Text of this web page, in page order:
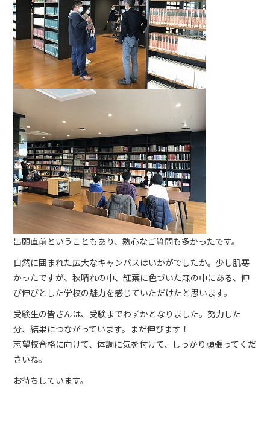
出願直前ということもあり、熱心なご質問も多かったです。
自然に囲まれた広大なキャンパスはいかがでしたか。少し肌寒
かったですが、秋晴れの中、紅葉に色づいた森の中にある、伸
び伸びとした学校の魅力を感じていただけたと思います。
受験生の皆さんは、受験までわずかとなりました。努力した
分、結果につながっています。まだ伸びます！
志望校合格に向けて、体調に気を付けて、しっかり頑張ってくだ
さいね。
お待ちしています。